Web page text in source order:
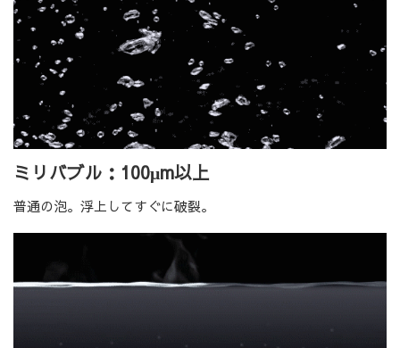
ミリバブル：100μm以上
普通の泡。浮上してすぐに破裂。